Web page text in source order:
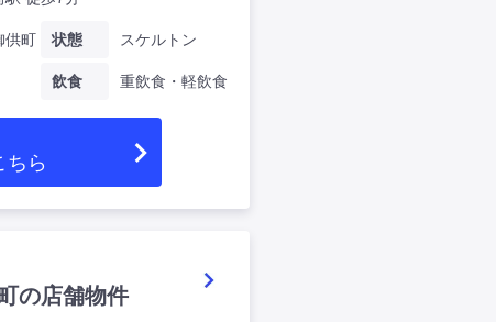
供町 状態 スケルトン
飲食 重飲食・軽飲食
ちら
の店舗物件